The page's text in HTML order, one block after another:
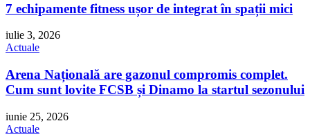
7 echipamente fitness ușor de integrat în spații mici
iulie 3, 2026
Actuale
Arena Națională are gazonul compromis complet.
Cum sunt lovite FCSB și Dinamo la startul sezonului
iunie 25, 2026
Actuale